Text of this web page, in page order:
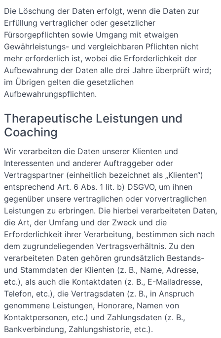
Die Löschung der Daten erfolgt, wenn die Daten zur
Erfüllung vertraglicher oder gesetzlicher
Fürsorgepflichten sowie Umgang mit etwaigen
Gewährleistungs- und vergleichbaren Pflichten nicht
mehr erforderlich ist, wobei die Erforderlichkeit der
Aufbewahrung der Daten alle drei Jahre überprüft wird;
im Übrigen gelten die gesetzlichen
Aufbewahrungspflichten.
Therapeutische Leistungen und
Coaching
Wir verarbeiten die Daten unserer Klienten und
Interessenten und anderer Auftraggeber oder
Vertragspartner (einheitlich bezeichnet als „Klienten“)
entsprechend Art. 6 Abs. 1 lit. b) DSGVO, um ihnen
gegenüber unsere vertraglichen oder vorvertraglichen
Leistungen zu erbringen. Die hierbei verarbeiteten Daten,
die Art, der Umfang und der Zweck und die
Erforderlichkeit ihrer Verarbeitung, bestimmen sich nach
dem zugrundeliegenden Vertragsverhältnis. Zu den
verarbeiteten Daten gehören grundsätzlich Bestands-
und Stammdaten der Klienten (z. B., Name, Adresse,
etc.), als auch die Kontaktdaten (z. B., E-Mailadresse,
Telefon, etc.), die Vertragsdaten (z. B., in Anspruch
genommene Leistungen, Honorare, Namen von
Kontaktpersonen, etc.) und Zahlungsdaten (z. B.,
Bankverbindung, Zahlungshistorie, etc.).